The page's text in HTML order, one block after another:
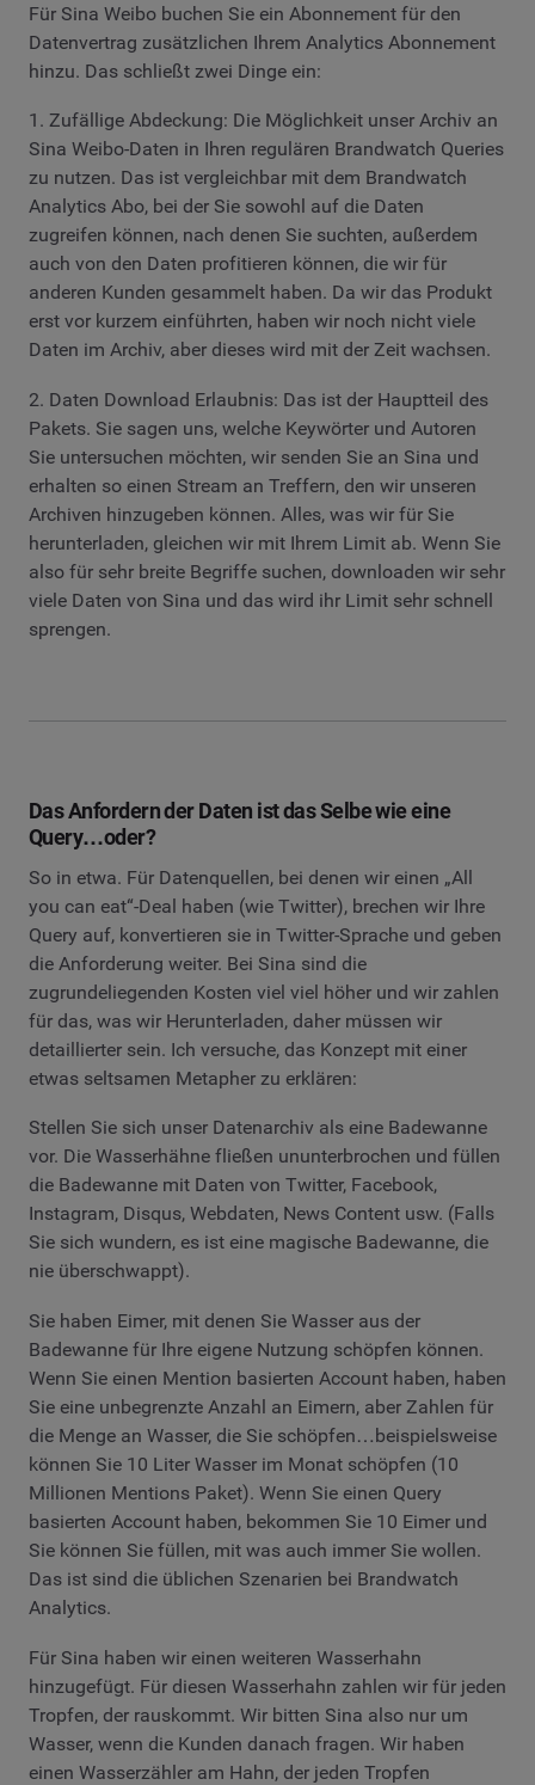
Für Sina Weibo buchen Sie ein Abonnement für den
Datenvertrag zusätzlichen Ihrem Analytics Abonnement
hinzu. Das schließt zwei Dinge ein:
1. Zufällige Abdeckung: Die Möglichkeit unser Archiv an
Sina Weibo-Daten in Ihren regulären Brandwatch Queries
zu nutzen. Das ist vergleichbar mit dem Brandwatch
Analytics Abo, bei der Sie sowohl auf die Daten
zugreifen können, nach denen Sie suchten, außerdem
auch von den Daten profitieren können, die wir für
anderen Kunden gesammelt haben. Da wir das Produkt
erst vor kurzem einführten, haben wir noch nicht viele
Daten im Archiv, aber dieses wird mit der Zeit wachsen.
2. Daten Download Erlaubnis: Das ist der Hauptteil des
Pakets. Sie sagen uns, welche Keywörter und Autoren
Sie untersuchen möchten, wir senden Sie an Sina und
erhalten so einen Stream an Treffern, den wir unseren
Archiven hinzugeben können. Alles, was wir für Sie
herunterladen, gleichen wir mit Ihrem Limit ab. Wenn Sie
also für sehr breite Begriffe suchen, downloaden wir sehr
viele Daten von Sina und das wird ihr Limit sehr schnell
sprengen.
Das Anfordern der Daten ist das Selbe wie eine
Query…oder?
So in etwa. Für Datenquellen, bei denen wir einen „All
you can eat“-Deal haben (wie Twitter), brechen wir Ihre
Query auf, konvertieren sie in Twitter-Sprache und geben
die Anforderung weiter. Bei Sina sind die
zugrundeliegenden Kosten viel viel höher und wir zahlen
für das, was wir Herunterladen, daher müssen wir
detaillierter sein. Ich versuche, das Konzept mit einer
etwas seltsamen Metapher zu erklären:
Stellen Sie sich unser Datenarchiv als eine Badewanne
vor. Die Wasserhähne fließen ununterbrochen und füllen
die Badewanne mit Daten von Twitter, Facebook,
Instagram, Disqus, Webdaten, News Content usw. (Falls
Sie sich wundern, es ist eine magische Badewanne, die
nie überschwappt).
Sie haben Eimer, mit denen Sie Wasser aus der
Badewanne für Ihre eigene Nutzung schöpfen können.
Wenn Sie einen Mention basierten Account haben, haben
Sie eine unbegrenzte Anzahl an Eimern, aber Zahlen für
die Menge an Wasser, die Sie schöpfen…beispielsweise
können Sie 10 Liter Wasser im Monat schöpfen (10
Millionen Mentions Paket). Wenn Sie einen Query
basierten Account haben, bekommen Sie 10 Eimer und
Sie können Sie füllen, mit was auch immer Sie wollen.
Das ist sind die üblichen Szenarien bei Brandwatch
Analytics.
Für Sina haben wir einen weiteren Wasserhahn
hinzugefügt. Für diesen Wasserhahn zahlen wir für jeden
Tropfen, der rauskommt. Wir bitten Sina also nur um
Wasser, wenn die Kunden danach fragen. Wir haben
einen Wasserzähler am Hahn, der jeden Tropfen